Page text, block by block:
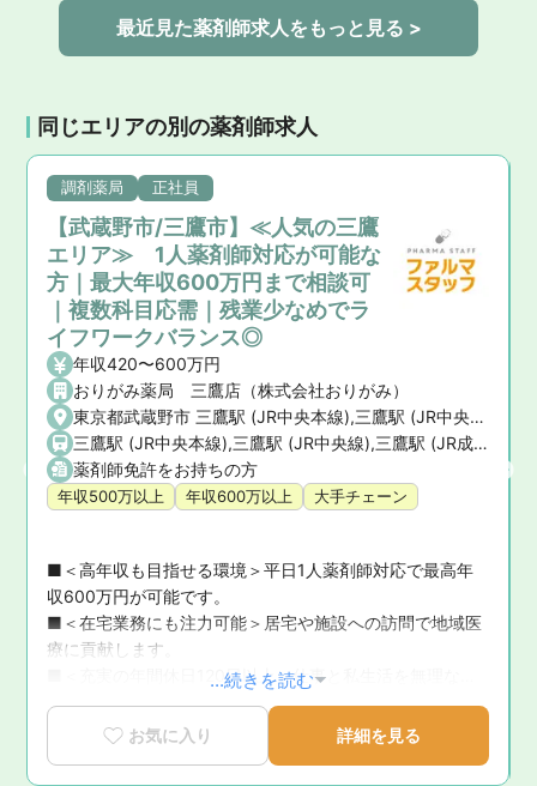
最近見た薬剤師求人をもっと見る >
同じエリアの別の薬剤師求人
調剤薬局 正社員
【武蔵野市/三鷹市】≪人気の三鷹
エリア≫ 1人薬剤師対応が可能な
方｜最大年収600万円まで相談可
｜複数科目応需｜残業少なめでラ
イフワークバランス◎
年収420〜600万円
おりがみ薬局 三鷹店（株式会社おりがみ）
東京都武蔵野市 三鷹駅 (JR中央本線),三鷹駅 (JR中央線),三鷹駅 (JR成田エクスプレス),三鷹駅 (JR中央・総武線)
三鷹駅 (JR中央本線),三鷹駅 (JR中央線),三鷹駅 (JR成田エクスプレス),三鷹駅 (JR中央・総武線)
薬剤師免許をお持ちの方
年収500万以上 年収600万以上 大手チェーン
■＜高年収も目指せる環境＞平日1人薬剤師対応で最高年
収600万円が可能です。
■＜在宅業務にも注力可能＞居宅や施設への訪問で地域医
療に貢献します。
■＜充実の年間休日120日以上＞仕事と私生活を無理なく
両立できる環境です。
...続きを読む
お気に入り 詳細を見る